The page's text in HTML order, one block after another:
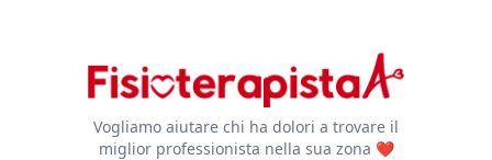
Vogliamo aiutare chi ha dolori a trovare il
miglior professionista nella sua zona ❤️